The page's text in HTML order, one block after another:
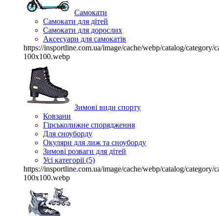
Самокати
Самокати для дітей
Самокати для дорослих
Аксесуари для самокатів
https://insportline.com.ua/image/cache/webp/catalog/category/
100x100.webp
Зимові види спорту
Ковзани
Гірськолижне спорядження
Для сноуборду
Окуляри для лиж та сноуборду
Зимові розваги для дітей
Усі категорії (5)
https://insportline.com.ua/image/cache/webp/catalog/category/
100x100.webp